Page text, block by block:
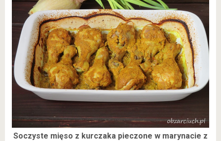
Soczyste mięso z kurczaka pieczone w marynacie z